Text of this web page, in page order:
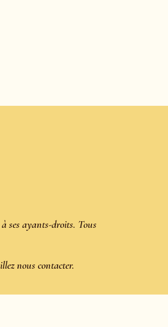
ses ayants-droits. Tous
nous contacter.